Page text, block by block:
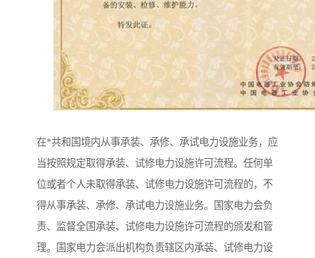
在*共和国境内从事承装、承修、承试电力设施业务，应
当按照规定取得承装、试修电力设施许可流程。任何单
位或者个人未取得承装、试修电力设施许可流程的，不
得从事承装、承修、承试电力设施业务。国家电力会负
责、监督全国承装、试修电力设施许可流程的颁发和管
理。国家电力会派出机构负责辖区内承装、试修电力设